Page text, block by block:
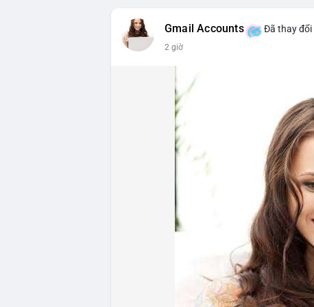
- DeFi & Công nghệ: Tổng TVL DeFi đạt
Ethereum dẫn đầu với 41,85 tỷ USD
vốn hóa Stablecoin đạt 306,95 tỷ USD,
BTCPay Foundation xác nhận các node
- Quy định & Pháp lý: Brazil công bố quy
24h đối với các giao dịch crypto trên
hoặc ví tự quản. Fork BIP-110 của
hashpower, khoảng cách giữa các block
Lời khuyên từ chuyên gia: Thị trường
ưu thế. Nhà đầu tư nên tránh FOMO, tập
từ dòng vốn ETF (tuần tốt nhất kể từ
Xem chi tiết các bài viết đầy đủ tại dòng
#feargreedindex
Gmail Accounts Đã thay đổi
2 giờ